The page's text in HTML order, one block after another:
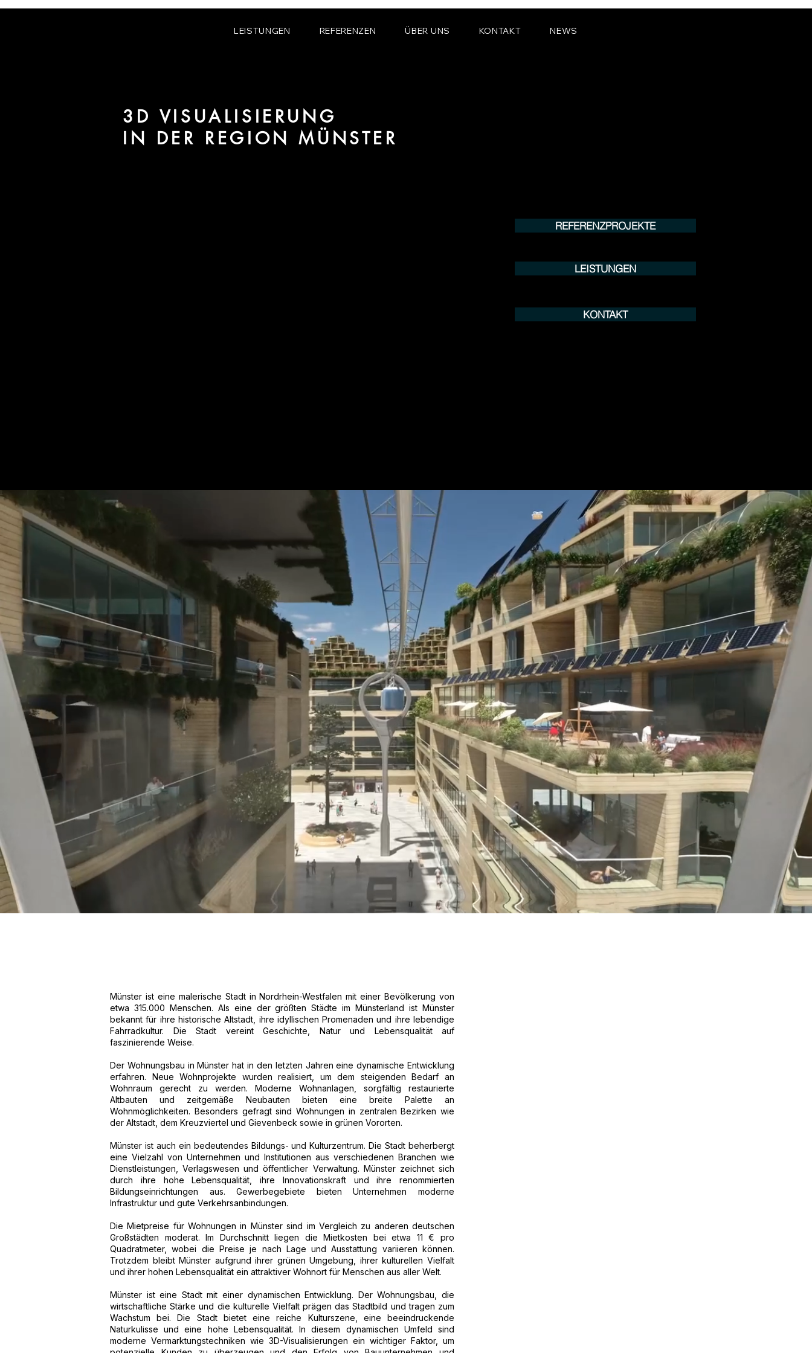
LEISTUNGEN REFERENZEN ÜBER UNS KONTAKT NEWS
3D VISUALISIERUNG
IN DER REGION MÜNSTER
KONTAKT
LEISTUNGEN
REFERENZPROJEKTE
Münster ist eine malerische Stadt in Nordrhein-Westfalen mit einer Bevölkerung von
etwa 315.000 Menschen. Als eine der größten Städte im Münsterland ist Münster
bekannt für ihre historische Altstadt, ihre idyllischen Promenaden und ihre lebendige
Fahrradkultur. Die Stadt vereint Geschichte, Natur und Lebensqualität auf
faszinierende Weise.
Der Wohnungsbau in Münster hat in den letzten Jahren eine dynamische Entwicklung
erfahren. Neue Wohnprojekte wurden realisiert, um dem steigenden Bedarf an
Wohnraum gerecht zu werden. Moderne Wohnanlagen, sorgfältig restaurierte
Altbauten und zeitgemäße Neubauten bieten eine breite Palette an
Wohnmöglichkeiten. Besonders gefragt sind Wohnungen in zentralen Bezirken wie
der Altstadt, dem Kreuzviertel und Gievenbeck sowie in grünen Vororten.
Münster ist auch ein bedeutendes Bildungs- und Kulturzentrum. Die Stadt beherbergt
eine Vielzahl von Unternehmen und Institutionen aus verschiedenen Branchen wie
Dienstleistungen, Verlagswesen und öffentlicher Verwaltung. Münster zeichnet sich
durch ihre hohe Lebensqualität, ihre Innovationskraft und ihre renommierten
Bildungseinrichtungen aus. Gewerbegebiete bieten Unternehmen moderne
Infrastruktur und gute Verkehrsanbindungen.
Die Mietpreise für Wohnungen in Münster sind im Vergleich zu anderen deutschen
Großstädten moderat. Im Durchschnitt liegen die Mietkosten bei etwa 11 € pro
Quadratmeter, wobei die Preise je nach Lage und Ausstattung variieren können.
Trotzdem bleibt Münster aufgrund ihrer grünen Umgebung, ihrer kulturellen Vielfalt
und ihrer hohen Lebensqualität ein attraktiver Wohnort für Menschen aus aller Welt.
Münster ist eine Stadt mit einer dynamischen Entwicklung. Der Wohnungsbau, die
wirtschaftliche Stärke und die kulturelle Vielfalt prägen das Stadtbild und tragen zum
Wachstum bei. Die Stadt bietet eine reiche Kulturszene, eine beeindruckende
Naturkulisse und eine hohe Lebensqualität. In diesem dynamischen Umfeld sind
moderne Vermarktungstechniken wie 3D-Visualisierungen ein wichtiger Faktor, um